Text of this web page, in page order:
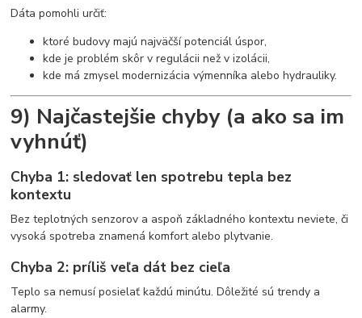
Dáta pomohli určiť:
ktoré budovy majú najväčší potenciál úspor,
kde je problém skôr v regulácii než v izolácii,
kde má zmysel modernizácia výmenníka alebo hydrauliky.
9) Najčastejšie chyby (a ako sa im
vyhnúť)
Chyba 1: sledovať len spotrebu tepla bez
kontextu
Bez teplotných senzorov a aspoň základného kontextu neviete, či
vysoká spotreba znamená komfort alebo plytvanie.
Chyba 2: príliš veľa dát bez cieľa
Teplo sa nemusí posielať každú minútu. Dôležité sú trendy a
alarmy.